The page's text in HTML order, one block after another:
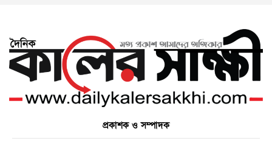
প্রকাশক ও সম্পাদক